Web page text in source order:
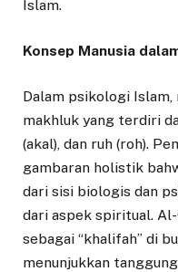
Islam.
Konsep Manusia
Dalam psikologi Islam,
makhluk yang terdiri
(akal), dan ruh (roh).
gambaran holistik
dari sisi biologis dan
dari aspek spiritual. Al-
sebagai “khalifah” di
menunjukkan